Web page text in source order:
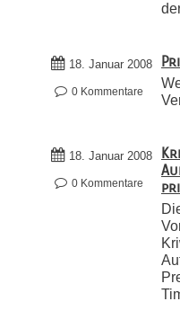
18. Januar 2008
0 Kommentare
18. Januar 2008
0 Kommentare